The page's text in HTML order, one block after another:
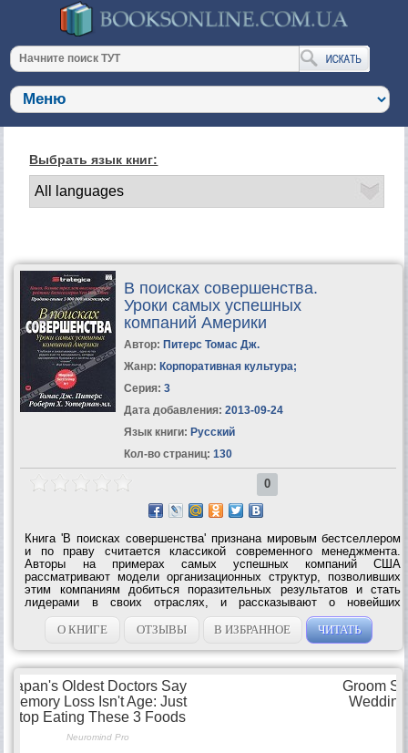
Выбрать язык книг:
В поисках совершенства.
Уроки самых успешных
компаний Америки
Автор: Питерс Томас Дж.
Жанр: Корпоративная культура;
Серия: 3
Дата добавления: 2013-09-24
Язык книги: Русский
Кол-во страниц: 130
0
Книга 'В поисках совершенства' признана мировым бестселлером
и по праву считается классикой современного менеджмента.
Авторы на примерах самых успешных компаний США
рассматривают модели организационных структур, позволивших
этим компаниям добиться поразительных результатов и стать
лидерами в своих отраслях, и рассказывают о новейших
тенденциях в менеджменте. Книга рассчитана на менеджеров всех
уровней, заинтересованных...
О КНИГЕ ОТЗЫВЫ В ИЗБРАННОЕ ЧИТАТЬ